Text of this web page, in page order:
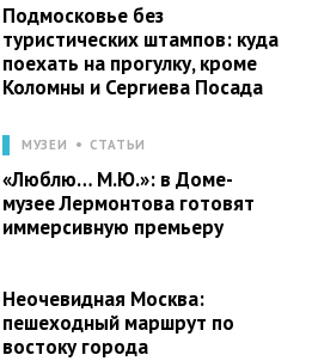
Подмосковье без
туристических штампов: куда
поехать на прогулку, кроме
Коломны и Сергиева Посада
МУЗЕИ СТАТЬИ
«Люблю… М.Ю.»: в Доме-
музее Лермонтова готовят
иммерсивную премьеру
Неочевидная Москва:
пешеходный маршрут по
востоку города